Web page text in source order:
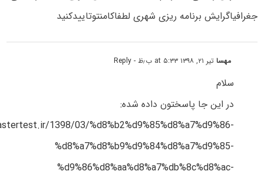
جغرافیاگرایش برنامه ریزی شهری لطفاکامنتوتاییدکنید
مهساتیر ۲۱, ۱۳۹۸ at ۵:۳۳ ب٫ظ - Reply
سلام
در این جا پاسختون داده شده:
1398/03/%d8%b2%d9%85%d8%a7%d9%86-
%d8%a7%d8%b9%d9%84%d8%a7%d9%85-
%d9%86%d8%aa%d8%a7%db%8c%d8%ac-